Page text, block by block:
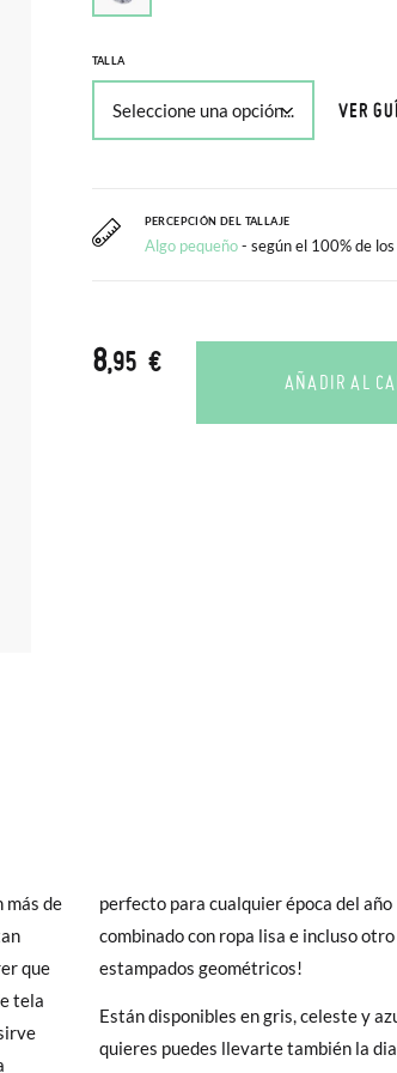
TALLA
VER
PERCEPCIÓN DEL TALLAJE
Algo pequeño - según el 100% de
8,95 €
AÑADIR AL
más de
que
tela
genial
estampados geométricos!
Están disponibles en gris, celeste y
quieres puedes llevarte también la
de Talla/Color también son GRATIS y
en caso de que prefieras acelerar el envío,
mínimo, sin preguntas. El precio final será el